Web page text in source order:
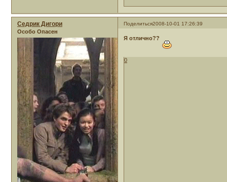
Поделиться2008-10-01 17:26:39
Седрик Дигори
Особо Опасен
Я отлично??
0